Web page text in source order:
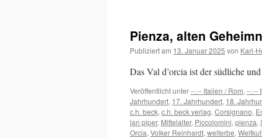
Pienza, alten
Publiziert am 13. Januar 2025 von Karl-
Das Val d’orcia ist der südliche
Veröffentlicht unter--.-- Italien / Rom, --.--
Jahrhundert, 17. Jahrhundert, 18.
c.h. beck, c.h. beck verlag, Corsignano,
jan piper, Mittelalter, Piccolomini, pienza,
Orcia, Volker Reinhardt, welterbe,